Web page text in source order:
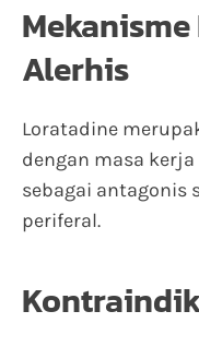
Alerhis
Loratadine
dengan masa
sebagai antagonis
periferal.